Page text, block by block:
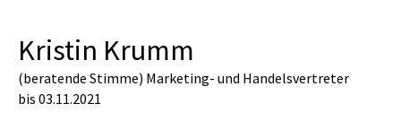
Kristin Krumm
(beratende Stimme) Marketing- und Handelsvertreter
bis 03.11.2021